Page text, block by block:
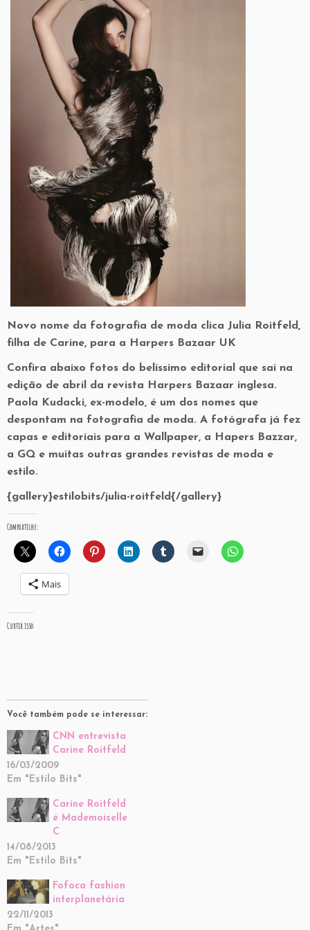
Novo nome da fotografia de moda clica Julia Roitfeld,
filha de Carine, para a Harpers Bazaar UK
Confira abaixo fotos do belíssimo editorial que sai na
edição de abril da revista Harpers Bazaar inglesa.
Paola Kudacki, ex-modelo, é um dos nomes que
despontam na fotografia de moda. A fotógrafa já fez
capas e editoriais para a Wallpaper, a Hapers Bazzar,
a GQ e muitas outras grandes revistas de moda e
estilo.
{gallery}estilobits/julia-roitfeld{/gallery}
Compartilhe:
Mais
Curtir isso:
Você também pode se interessar:
CNN entrevista
Carine Roitfeld
16/03/2009
Em "Estilo Bits"
Carine Roitfeld
é Mademoiselle
C
14/08/2013
Em "Estilo Bits"
Fofoca fashion
interplanetária
22/11/2013